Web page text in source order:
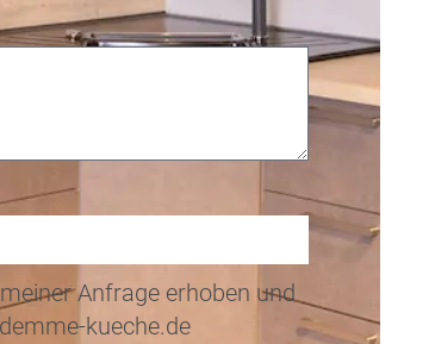
Anfrage erhoben und
kueche.de